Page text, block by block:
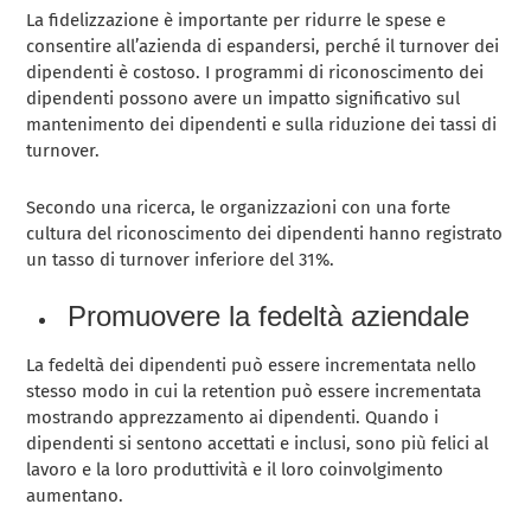
La fidelizzazione è importante per ridurre le spese e
consentire all’azienda di espandersi, perché il turnover dei
dipendenti è costoso. I programmi di riconoscimento dei
dipendenti possono avere un impatto significativo sul
mantenimento dei dipendenti e sulla riduzione dei tassi di
turnover.
Secondo una ricerca, le organizzazioni con una forte
cultura del riconoscimento dei dipendenti hanno registrato
un tasso di turnover inferiore del 31%.
Promuovere la fedeltà aziendale
La fedeltà dei dipendenti può essere incrementata nello
stesso modo in cui la retention può essere incrementata
mostrando apprezzamento ai dipendenti. Quando i
dipendenti si sentono accettati e inclusi, sono più felici al
lavoro e la loro produttività e il loro coinvolgimento
aumentano.